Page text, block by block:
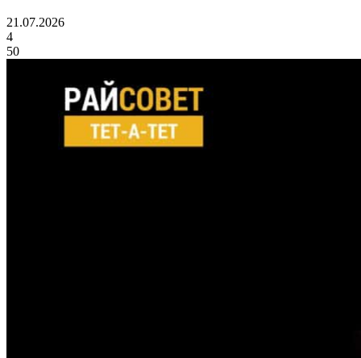
21.07.2026
4
50